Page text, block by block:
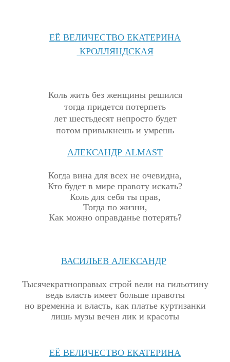
ЕЁ ВЕЛИЧЕСТВО ЕКАТЕРИНА
КРОЛЛЯНДСКАЯ
Коль жить без женщины решился
тогда придется потерпеть
лет шестьдесят непросто будет
потом привыкнешь и умрешь
АЛЕКСАНДР ALMAST
Когда вина для всех не очевидна,
Кто будет в мире правоту искать?
Коль для себя ты прав,
Тогда по жизни,
Как можно оправданье потерять?
ВАСИЛЬЕВ АЛЕКСАНДР
Тысячекратноправых строй вели на гильотину
ведь власть имеет больше правоты
но временна и власть, как платье куртизанки
лишь музы вечен лик и красоты
ЕЁ ВЕЛИЧЕСТВО ЕКАТЕРИНА